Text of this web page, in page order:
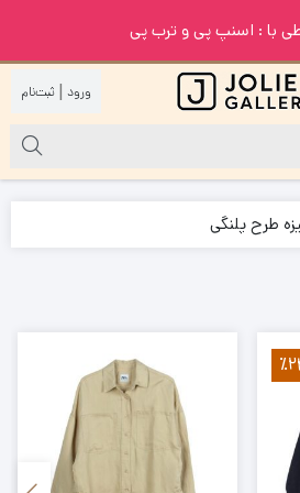
با : اسنپ پی و ترب پی
|
طرح پلنگی